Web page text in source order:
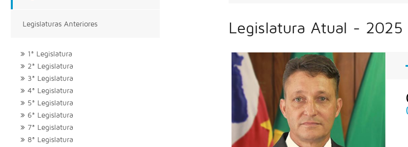
Legislaturas Anteriores
1ª Legislatura
2ª Legislatura
3ª Legislatura
4ª Legislatura
5ª Legislatura
6ª Legislatura
7ª Legislatura
8ª Legislatura
Legislatura Atual -